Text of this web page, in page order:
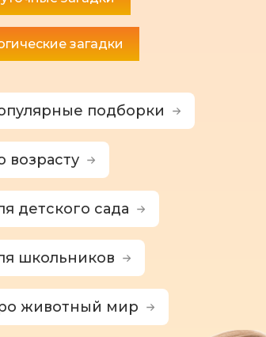
загадки
подборки
возрасту
детского сада
школьников
животный мир